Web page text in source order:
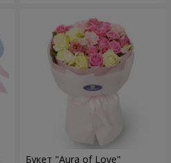
Букет "Aura of Love"